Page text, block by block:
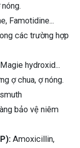
Famotidine...
các trường hợp
hydroxid...
ợ chua, ợ nóng.
bảo vệ niêm
Amoxicillin,